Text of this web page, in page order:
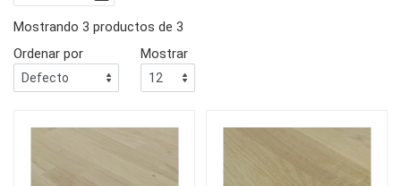
Mostrando 3 productos de 3
Ordenar por
Mostrar